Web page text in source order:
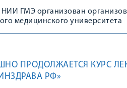
ГМЭ организован
медицинского университета
ПРОДОЛЖАЕТСЯ КУРС
РФ»